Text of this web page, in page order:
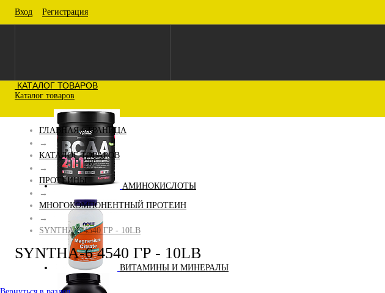
Вход Регистрация
КАТАЛОГ ТОВАРОВ
Каталог товаров
АМИНОКИСЛОТЫ
ВИТАМИНЫ И МИНЕРАЛЫ
ГЛАВНАЯ СТРАНИЦА
→
КАТАЛОГ ТОВАРОВ
→
ПРОТЕИНЫ
→
МНОГОКОМПОНЕНТНЫЙ ПРОТЕИН
→
SYNTHA-6 4540 ГР - 10LB
SYNTHA-6 4540 ГР - 10LB